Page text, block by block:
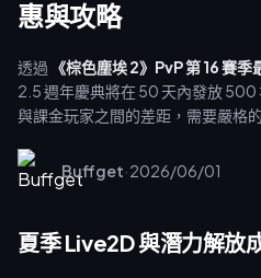
惠與攻略
透過 《棕色塵埃 2》PvP 第 16 賽
2.5 週年慶典將在 50 天內發放
與課金玩家之間的差距，需要嚴格
(https://buffget.com/goods/
的情況下打造頂級夏季陣容。
Buffget·2026/06/01
夏季 Live2D 與潛力解放